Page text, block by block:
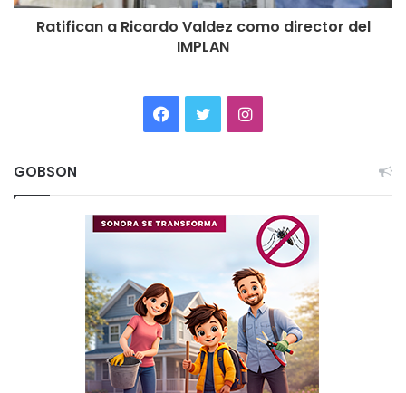
Ratifican a Ricardo Valdez como director del
IMPLAN
Facebook
TwitterInstagram
GOBSON